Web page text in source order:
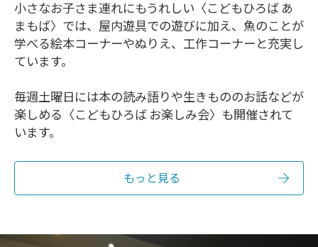
小さなお子さま連れにもうれしい〈こどもひろば あ
まもば〉では、屋内遊具での遊びに加え、魚のことが
学べる絵本コーナーやぬりえ、工作コーナーと充実し
ています。
毎週土曜日には本の読み語りや生きもののお話などが
楽しめる〈こどもひろば お楽しみ会〉も開催されて
います。
もっと見る